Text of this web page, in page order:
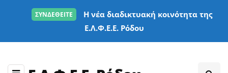
ΣΥΝΔΕΘΕΙΤΕ
Η νέα διαδικτυακή κοινότητα της
Ε.Λ.Φ.Ε.Ε. Ρόδου